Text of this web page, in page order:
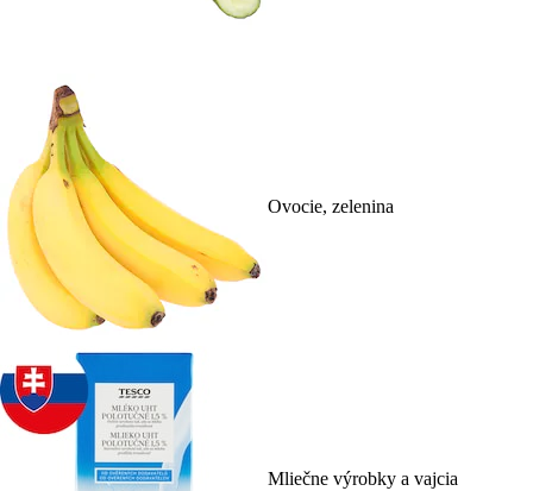
Ovocie, zelenina
Mliečne výrobky a vajcia